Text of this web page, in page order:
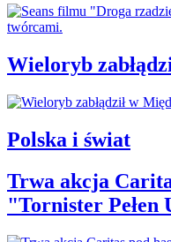
Wieloryb
Polska i świat
Trwa akcja
"Tornister Pełen